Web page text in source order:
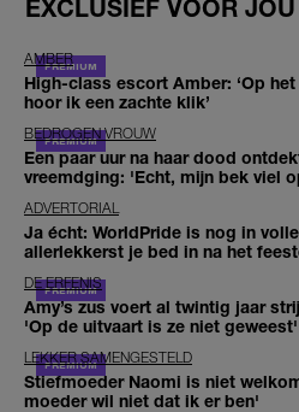
EXCLUSIEF VOOR JOU
AMBER
High-class escort Amber: ‘Op
hoor ik een zachte klik’
BEDROGEN VROUW
Een paar uur na haar dood
vreemdging: 'Echt, mijn bek viel
ADVERTORIAL
Ja écht: WorldPride is nog in
allerlekkerst je bed in na het
DE ERFENIS
Amy’s zus voert al twintig jaar
'Op de uitvaart is ze niet geweest'
LEKKER SAMENGESTELD
Stiefmoeder Naomi is niet
moeder wil niet dat ik er ben'